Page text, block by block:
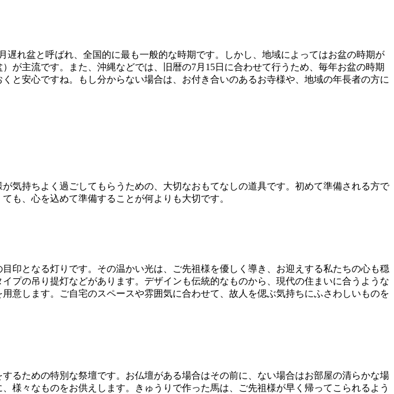
れ盆と呼ばれ、全国的に最も一般的な時期です。しかし、地域によってはお盆の時期が
が主流です。また、沖縄などでは、旧暦の7月15日に合わせて行うため、毎年お盆の時期
と安心ですね。もし分からない場合は、お付き合いのあるお寺様や、地域の年長者の方に
気持ちよく過ごしてもらうための、大切なおもてなしの道具です。初めて準備される方で
も、心を込めて準備することが何よりも大切です。
印となる灯りです。その温かい光は、ご先祖様を優しく導き、お迎えする私たちの心も穏
プの吊り提灯などがあります。デザインも伝統的なものから、現代の住まいに合うような
意します。ご自宅のスペースや雰囲気に合わせて、故人を偲ぶ気持ちにふさわしいものを
るための特別な祭壇です。お仏壇がある場合はその前に、ない場合はお部屋の清らかな場
様々なものをお供えします。きゅうりで作った馬は、ご先祖様が早く帰ってこられるよう